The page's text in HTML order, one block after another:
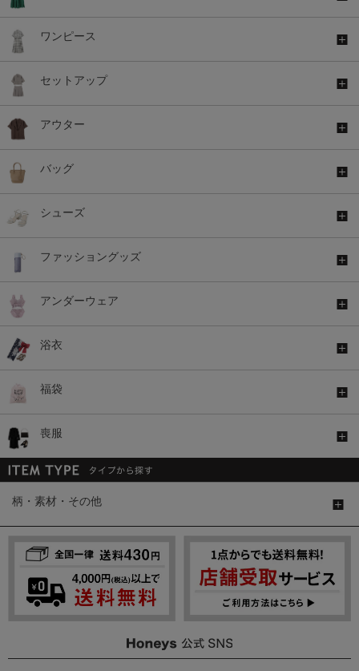
ワンピース
セットアップ
アウター
バッグ
シューズ
ファッショングッズ
アンダーウェア
浴衣
福袋
喪服
柄・素材・その他